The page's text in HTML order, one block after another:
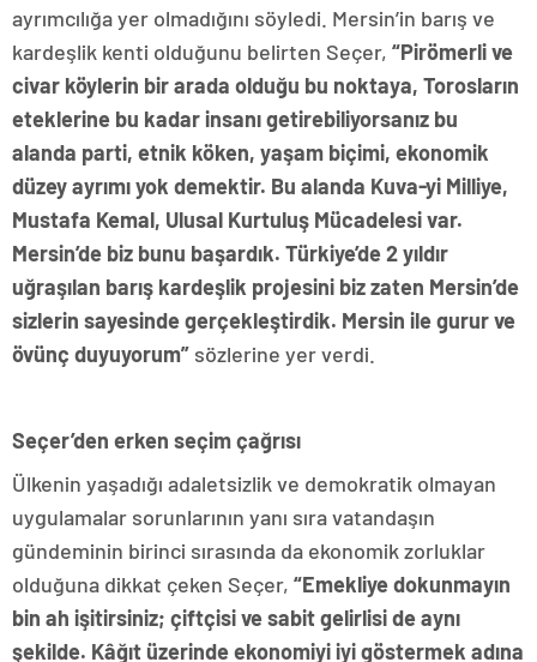
ayrımcılığa yer olmadığını söyledi. Mersin’in barış ve
kardeşlik kenti olduğunu belirten Seçer, “Pirömerli ve
civar köylerin bir arada olduğu bu noktaya, Torosların
eteklerine bu kadar insanı getirebiliyorsanız bu
alanda parti, etnik köken, yaşam biçimi, ekonomik
düzey ayrımı yok demektir. Bu alanda Kuva-yi Milliye,
Mustafa Kemal, Ulusal Kurtuluş Mücadelesi var.
Mersin’de biz bunu başardık. Türkiye’de 2 yıldır
uğraşılan barış kardeşlik projesini biz zaten Mersin’de
sizlerin sayesinde gerçekleştirdik. Mersin ile gurur ve
övünç duyuyorum” sözlerine yer verdi.
Seçer’den erken seçim çağrısı
Ülkenin yaşadığı adaletsizlik ve demokratik olmayan
uygulamalar sorunlarının yanı sıra vatandaşın
gündeminin birinci sırasında da ekonomik zorluklar
olduğuna dikkat çeken Seçer, “Emekliye dokunmayın
bin ah işitirsiniz; çiftçisi ve sabit gelirlisi de aynı
şekilde. Kâğıt üzerinde ekonomiyi iyi göstermek adına